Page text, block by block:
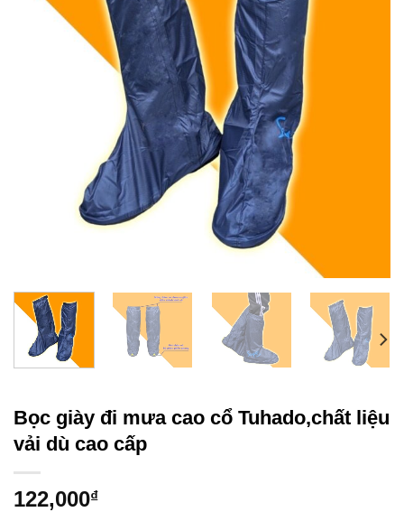
Bọc giày đi mưa cao cổ Tuhado,chất liệu
vải dù cao cấp
122,000₫